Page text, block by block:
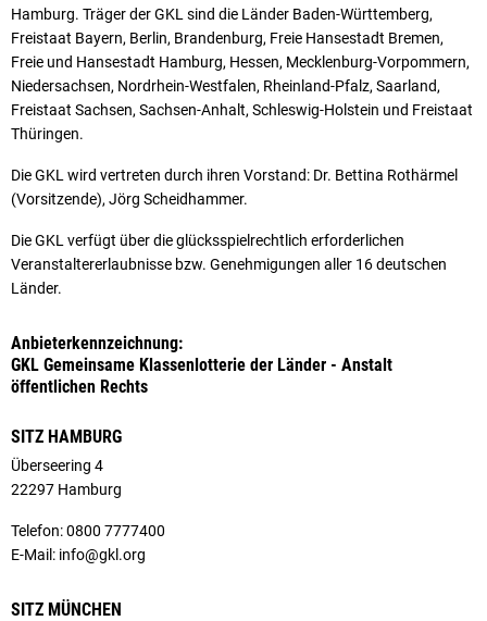
Hamburg. Träger der GKL sind die Länder Baden-Württemberg,
Freistaat Bayern, Berlin, Brandenburg, Freie Hansestadt Bremen,
Freie und Hansestadt Hamburg, Hessen, Mecklenburg-Vorpommern,
Niedersachsen, Nordrhein-Westfalen, Rheinland-Pfalz, Saarland,
Freistaat Sachsen, Sachsen-Anhalt, Schleswig-Holstein und Freistaat
Thüringen.
Die GKL wird vertreten durch ihren Vorstand: Dr. Bettina Rothärmel
(Vorsitzende), Jörg Scheidhammer.
Die GKL verfügt über die glücksspielrechtlich erforderlichen
Veranstaltererlaubnisse bzw. Genehmigungen aller 16 deutschen
Länder.
Anbieterkennzeichnung:
GKL Gemeinsame Klassenlotterie der Länder - Anstalt
öffentlichen Rechts
SITZ HAMBURG
Überseering 4
22297 Hamburg
Telefon: 0800 7777400
E-Mail: info@gkl.org
SITZ MÜNCHEN